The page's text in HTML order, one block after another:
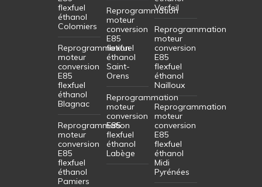
flexfuel
éthanol
Colomiers
Reprogrammation
moteur
conversion
E85
flexfuel
éthanol
Blagnac
Reprogrammation
moteur
conversion
E85
flexfuel
éthanol
Pamiers
Reprogrammation
moteur
conversion
E85
flexfuel
éthanol
Saint-
Orens
Reprogrammation
moteur
conversion
E85
flexfuel
éthanol
Labège
Verfeil
Reprogrammation
moteur
conversion
E85
flexfuel
éthanol
Nailloux
Reprogrammation
moteur
conversion
E85
flexfuel
éthanol
Midi
Pyrénées